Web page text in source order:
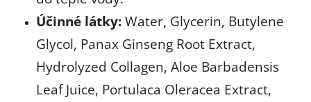
Účinné látky: Water, Glycerin, Butylene
Glycol, Panax Ginseng Root Extract,
Hydrolyzed Collagen, Aloe Barbadensis
Leaf Juice, Portulaca Oleracea Extract,